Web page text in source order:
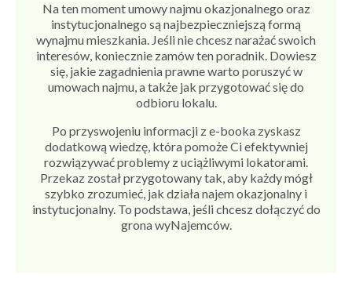
Na ten moment umowy najmu okazjonalnego oraz
instytucjonalnego są najbezpieczniejszą formą
wynajmu mieszkania. Jeśli nie chcesz narażać swoich
interesów, koniecznie zamów ten poradnik. Dowiesz
się, jakie zagadnienia prawne warto poruszyć w
umowach najmu, a także jak przygotować się do
odbioru lokalu.
Po przyswojeniu informacji z e-booka zyskasz
dodatkową wiedzę, która pomoże Ci efektywniej
rozwiązywać problemy z uciążliwymi lokatorami.
Przekaz został przygotowany tak, aby każdy mógł
szybko zrozumieć, jak działa najem okazjonalny i
instytucjonalny. To podstawa, jeśli chcesz dołączyć do
grona wyNajemców.